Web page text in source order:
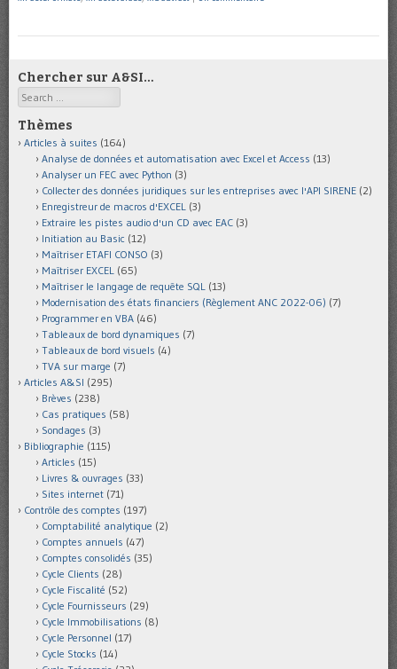
Chercher sur A&SI…
Search
Thèmes
Articles à suites (164)
Analyse de données et automatisation avec Excel et Access (13)
Analyser un FEC avec Python (3)
Collecter des données juridiques sur les entreprises avec l'API SIRENE (2)
Enregistreur de macros d'EXCEL (3)
Extraire les pistes audio d'un CD avec EAC (3)
Initiation au Basic (12)
Maîtriser ETAFI CONSO (3)
Maîtriser EXCEL (65)
Maîtriser le langage de requête SQL (13)
Modernisation des états financiers (Règlement ANC 2022-06) (7)
Programmer en VBA (46)
Tableaux de bord dynamiques (7)
Tableaux de bord visuels (4)
TVA sur marge (7)
Articles A&SI (295)
Brèves (238)
Cas pratiques (58)
Sondages (3)
Bibliographie (115)
Articles (15)
Livres & ouvrages (33)
Sites internet (71)
Contrôle des comptes (197)
Comptabilité analytique (2)
Comptes annuels (47)
Comptes consolidés (35)
Cycle Clients (28)
Cycle Fiscalité (52)
Cycle Fournisseurs (29)
Cycle Immobilisations (8)
Cycle Personnel (17)
Cycle Stocks (14)